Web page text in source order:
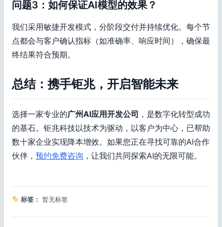
问题3：如何保证AI模型的效果？
我们采用敏捷开发模式，分阶段交付并持续优化。每个节
点都会与客户确认指标（如准确率、响应时间），确保最
终结果符合预期。
总结：携手钜兆，开启智能未来
选择一家专业的广州AI应用开发公司 ，是数字化转型成功
的基石。钜兆科技以技术为驱动，以客户为中心，已帮助
数十家企业实现降本增效。如果您正在寻找可靠的AI合作
伙伴， 预约免费咨询 ，让我们共同探索AI的无限可能。
标签： 暂无标签